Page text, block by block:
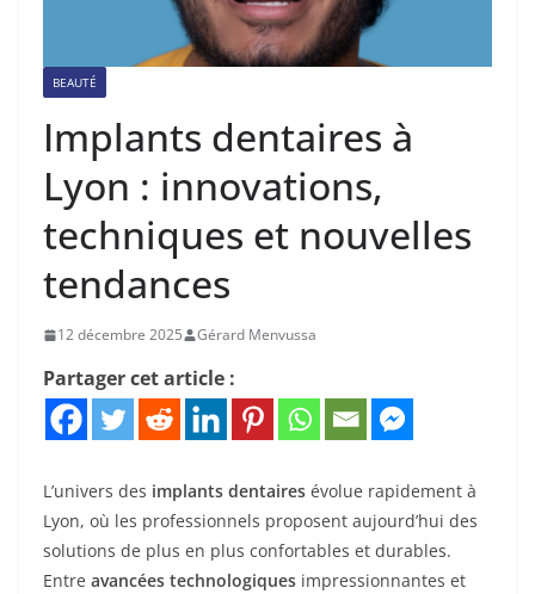
BEAUTÉ
Implants dentaires à
Lyon : innovations,
techniques et nouvelles
tendances
12 décembre 2025 Gérard Menvussa
Partager cet article :
L’univers des implants dentaires évolue rapidement à
Lyon, où les professionnels proposent aujourd’hui des
solutions de plus en plus confortables et durables.
Entre avancées technologiques impressionnantes et